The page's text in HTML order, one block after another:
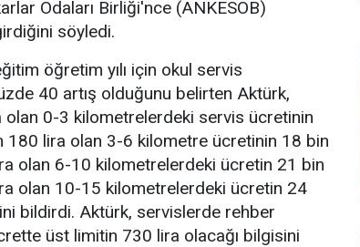
Odaları Birliği'nce (ANKESOB)
söyledi.
öğretim yılı için okul servis
40 artış olduğunu belirten Aktürk,
olan 0-3 kilometrelerdeki servis ücretinin
180 lira olan 3-6 kilometre ücretinin 18 bin
olan 6-10 kilometrelerdeki ücretin 21 bin
olan 10-15 kilometrelerdeki ücretin 24
bildirdi. Aktürk, servislerde rehber
üst limitin 730 lira olacağı bilgisini